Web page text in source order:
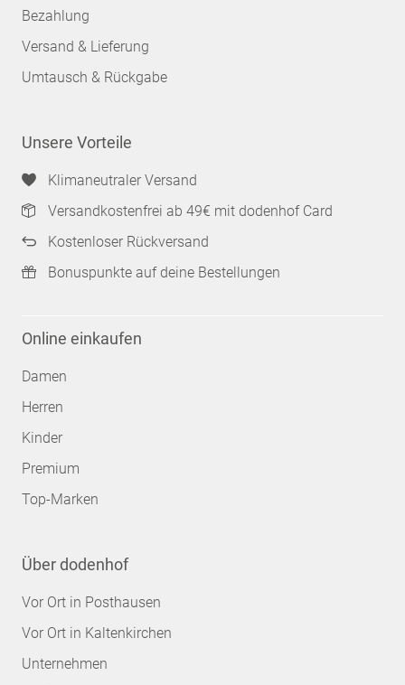
Bezahlung
Versand & Lieferung
Umtausch & Rückgabe
Unsere Vorteile
Klimaneutraler Versand
Versandkostenfrei ab 49€ mit dodenhof Card
Kostenloser Rückversand
Bonuspunkte auf deine Bestellungen
Online einkaufen
Damen
Herren
Kinder
Premium
Top-Marken
Über dodenhof
Vor Ort in Posthausen
Vor Ort in Kaltenkirchen
Unternehmen